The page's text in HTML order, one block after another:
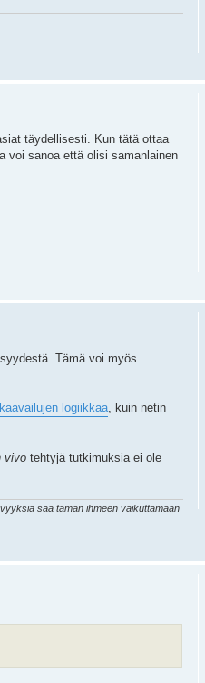
täydellisesti. Kun tätä ottaa
voi sanoa että olisi samanlainen
Tämä voi myös
kaavailujen logiikkaa, kuin netin
vivo tehtyjä tutkimuksia ei ole
saa tämän ihmeen vaikuttamaan